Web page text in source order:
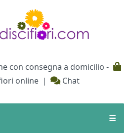
con consegna a domicilio -
online | Chat
☰